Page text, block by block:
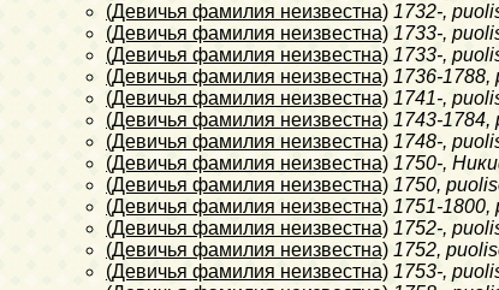
(Девичья фамилия неизвестна) 1732-,
(Девичья фамилия неизвестна) 1733-,
(Девичья фамилия неизвестна) 1733-,
(Девичья фамилия неизвестна) 1736-1788,
(Девичья фамилия неизвестна) 1741-,
(Девичья фамилия неизвестна) 1743-1784,
(Девичья фамилия неизвестна) 1748-,
(Девичья фамилия неизвестна) 1750-,
(Девичья фамилия неизвестна) 1750,
(Девичья фамилия неизвестна) 1751-1800,
(Девичья фамилия неизвестна) 1752-,
(Девичья фамилия неизвестна) 1752,
(Девичья фамилия неизвестна) 1753-,